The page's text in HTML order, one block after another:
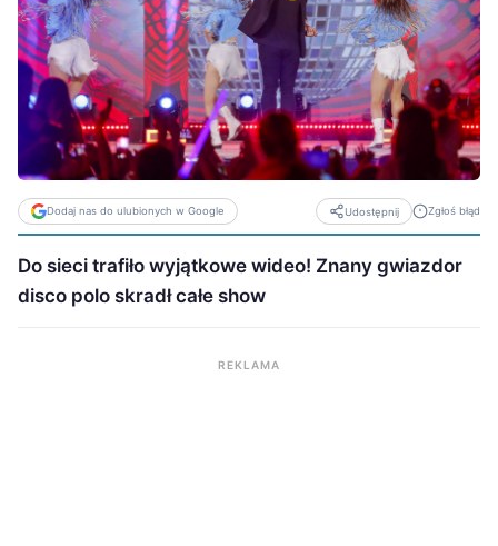
Dodaj nas do ulubionych w Google Udostępnij Zgłoś błąd
Do sieci trafiło wyjątkowe wideo! Znany gwiazdor
disco polo skradł całe show
REKLAMA